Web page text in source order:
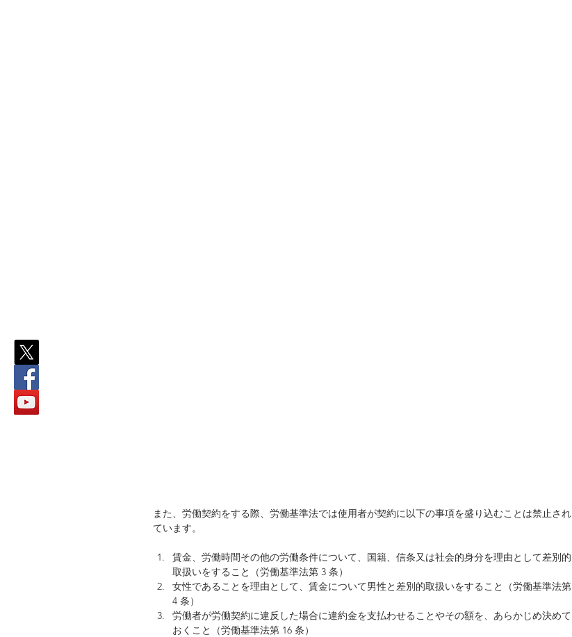
また、労働契約をする際、労働基準法では使用者が契約に以下の事項を盛り込むことは禁止され
ています。
賃金、労働時間その他の労働条件について、国籍、信条又は社会的身分を理由として差別的
取扱いをすること（労働基準法第 3 条）
女性であることを理由として、賃金について男性と差別的取扱いをすること（労働基準法第
4 条）
労働者が労働契約に違反した場合に違約金を支払わせることやその額を、あらかじめ決めて
おくこと（労働基準法第 16 条）